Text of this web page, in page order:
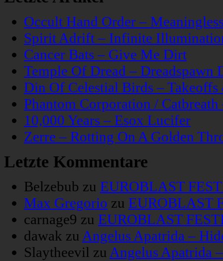
Occult Hand Order –
Spirit Adrift – Infinite
Cancer Bats – Give Me Dirt
Temple Of Dread – Dreadspawn
Din Of Celestial Birds –
Phantom Corporation /
10,000 Years – Esox Lucifer
Zerre – Rotting On A Golden
Letzte Kommentare
Belzebub zu EUROBLAST
Max Gregorio zu EUROBLAST
carnage9 zu EUROBLAST
dawak zu Angelus Apatrida –
Slaytheevil zu Angelus Apatrida